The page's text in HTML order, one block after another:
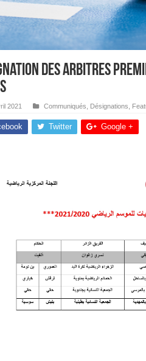
des Arbitres
2021 Communiqués Désignations
Twitter Google +